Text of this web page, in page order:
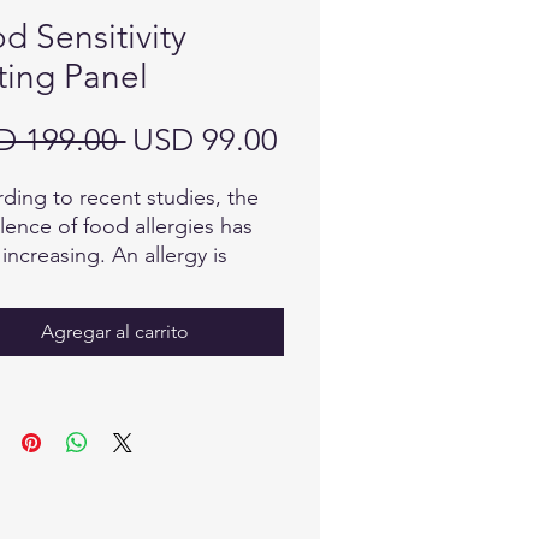
Sensitivity
Panel
199.00 Precio
USD 99.00Precio
to recent studies, the
of food allergies has
An allergy is
substances in the
that it should see as
targets, leading to allergic
Symptoms include :
Agregar al carrito